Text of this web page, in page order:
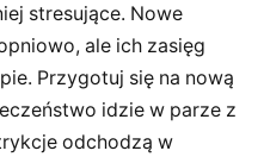
stresujące. Nowe
ale ich zasięg
Przygotuj się na nową
idzie w parze z
odchodzą w